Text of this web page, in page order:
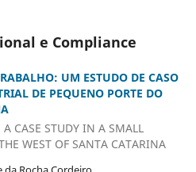
e Compliance
UM ESTUDO DE CASO
DE PEQUENO PORTE DO
CASE STUDY IN A SMALL
WEST OF SANTA CATARINA